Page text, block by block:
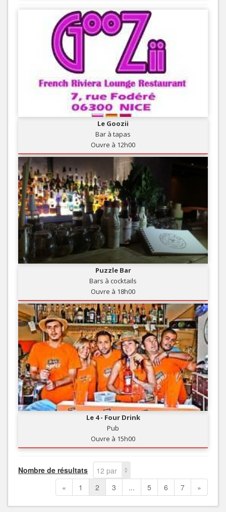
Le Goozii
Bar à tapas
Ouvre à 12h00
Puzzle Bar
Bars à cocktails
Ouvre à 18h00
Le 4 - Four Drink
Pub
Ouvre à 15h00
Nombre de résultats
12 par
page
« 1 2 3 ... 5 6 7 »